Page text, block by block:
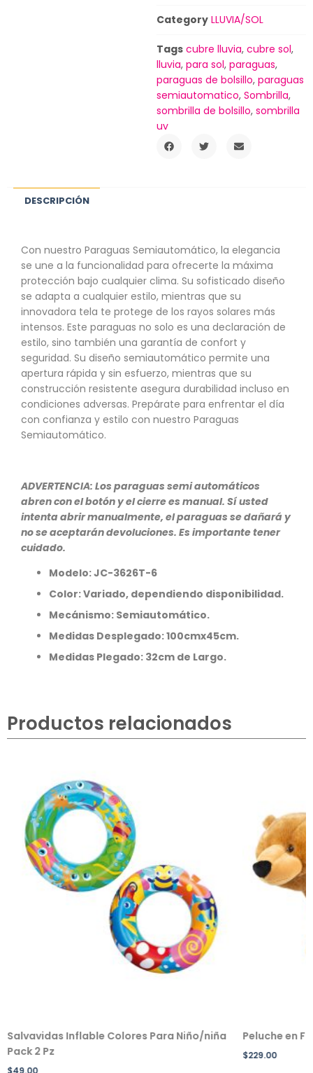
Category LLUVIA/SOL
Tags cubre lluvia, cubre sol,
lluvia, para sol, paraguas,
paraguas de bolsillo, paraguas
semiautomatico, Sombrilla,
sombrilla de bolsillo, sombrilla
uv
DESCRIPCIÓN
Con nuestro Paraguas Semiautomático, la elegancia
se une a la funcionalidad para ofrecerte la máxima
protección bajo cualquier clima. Su sofisticado diseño
se adapta a cualquier estilo, mientras que su
innovadora tela te protege de los rayos solares más
intensos. Este paraguas no solo es una declaración de
estilo, sino también una garantía de confort y
seguridad. Su diseño semiautomático permite una
apertura rápida y sin esfuerzo, mientras que su
construcción resistente asegura durabilidad incluso en
condiciones adversas. Prepárate para enfrentar el día
con confianza y estilo con nuestro Paraguas
Semiautomático.
ADVERTENCIA: Los paraguas semi automáticos
abren con el botón y el cierre es manual. Sí usted
intenta abrir manualmente, el paraguas se dañará y
no se aceptarán devoluciones. Es importante tener
cuidado.
Modelo:JC-3626T-6
Color: Variado, dependiendo disponibilidad.
Mecánismo: Semiautomático.
Medidas Desplegado: 100cmx45cm.
Medidas Plegado: 32cm de Largo.
Productos relacionados
Salvavidas Inflable Colores Para Niño/niña
Pack 2 Pz
$49.00
Peluche en
$229.00